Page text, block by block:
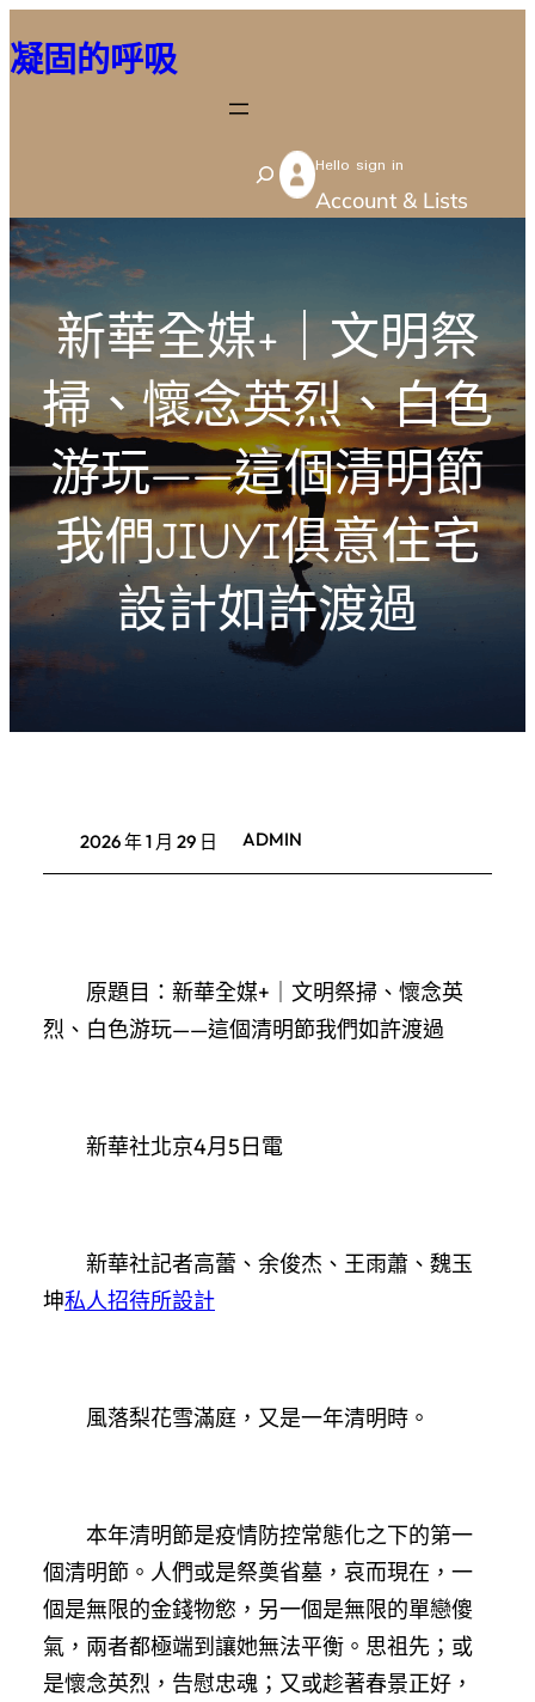
至
容
凝固的呼吸
S
e
c
h
Hello sign in
Account & Lists
新華全媒+｜文明祭
掃、懷念英烈、白色
游玩——這個清明節
我們JIUYI俱意住宅
設計如許渡過
2026 年 1 月 29 日 ADMIN
原題目：新華全媒+｜文明祭掃、懷念英
烈、白色游玩——這個清明節我們如許渡過
新華社北京4月5日電
新華社記者高蕾、余俊杰、王雨蕭、魏玉
坤私人招待所設計
風落梨花雪滿庭，又是一年清明時。
本年清明節是疫情防控常態化之下的第一
個清明節。人們或是祭奠省墓，哀而現在，一
個是無限的金錢物慾，另一個是無限的單戀傻
氣，兩者都極端到讓她無法平衡。思祖先；或
是懷念英烈，告慰忠魂；又或趁著春景正好，